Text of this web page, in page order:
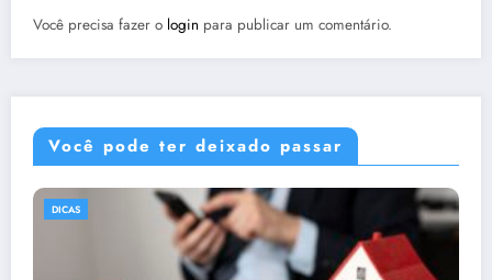
Você precisa fazer o login para publicar um comentário.
Você pode ter deixado passar
DICAS